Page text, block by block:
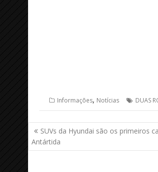
Informações, Notícias DUAS
Navegação
de
Post
SUVs da Hyundai são os primeiros
Antártida